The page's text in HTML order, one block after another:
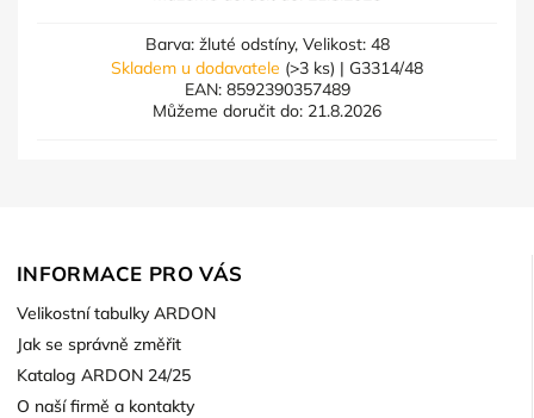
Barva: žluté odstíny, Velikost: 48
Skladem u dodavatele (>3 ks) | G3314/48
EAN: 8592390357489
Můžeme doručit do: 21.8.2026
INFORMACE PRO VÁS
Velikostní tabulky ARDON
Jak se správně změřit
Katalog ARDON 24/25
O naší firmě a kontakty